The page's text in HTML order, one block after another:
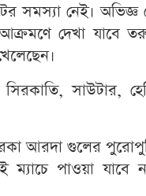
সমস্যা নেই। অভিজ্ঞ
দেখা যাবে
সিরকাতি, সাউটার,
আরদা গুলের
পাওয়া যাবে